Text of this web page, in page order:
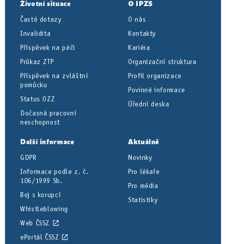
Životní situace
Časté dotazy
Invalidita
Příspěvek na péči
Průkaz ZTP
Příspěvek na zvláštní
pomůcku
Status OZZ
Dočasná pracovní
neschopnost
O IPZS
O nás
Kontakty
Kariéra
Organizační struktura
Profil organizace
Povinné informace
Úřední deska
Další informace
GDPR
Informace podle z. č.
106/1999 Sb.
Boj s korupcí
Whistleblowing
Web ČSSZ
ePortál ČSSZ
Aktuálně
Novinky
Pro lékaře
Pro média
Statistiky